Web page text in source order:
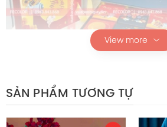
Hộp cứng cao cấp đựng
Chính sách hậu mãi
View more
SẢN PHẨM TƯƠNG TỰ